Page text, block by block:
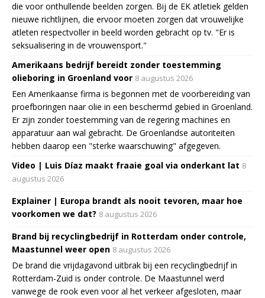
die voor onthullende beelden zorgen. Bij de EK atletiek gelden
nieuwe richtlijnen, die ervoor moeten zorgen dat vrouwelijke
atleten respectvoller in beeld worden gebracht op tv. "Er is
seksualisering in de vrouwensport."
Amerikaans bedrijf bereidt zonder toestemming
olieboring in Groenland voor 8 augustus 2026
Een Amerikaanse firma is begonnen met de voorbereiding van
proefboringen naar olie in een beschermd gebied in Groenland.
Er zijn zonder toestemming van de regering machines en
apparatuur aan wal gebracht. De Groenlandse autoriteiten
hebben daarop een "sterke waarschuwing" afgegeven.
Video | Luis Díaz maakt fraaie goal via onderkant lat 8
augustus 2026
Explainer | Europa brandt als nooit tevoren, maar hoe
voorkomen we dat? 8 augustus 2026
Brand bij recyclingbedrijf in Rotterdam onder controle,
Maastunnel weer open 8 augustus 2026
De brand die vrijdagavond uitbrak bij een recyclingbedrijf in
Rotterdam-Zuid is onder controle. De Maastunnel werd
vanwege de rook even voor al het verkeer afgesloten, maar